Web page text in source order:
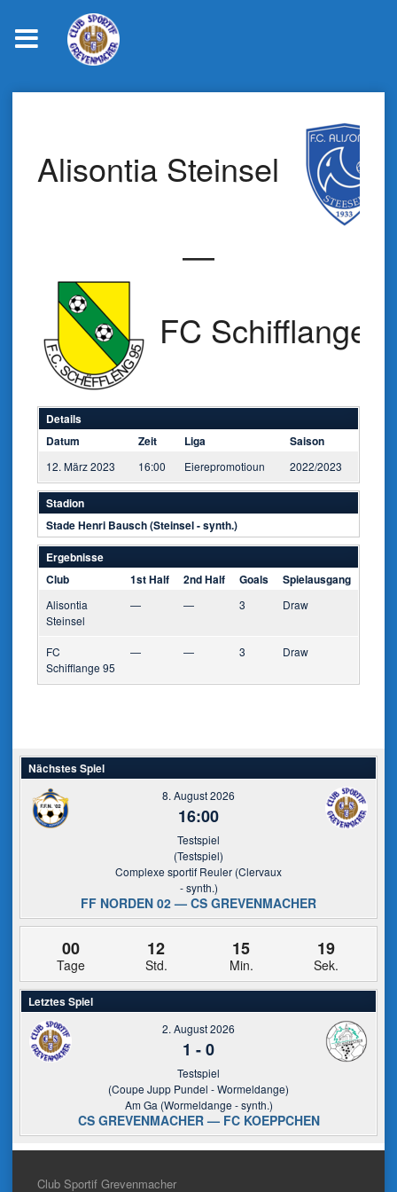
Alisontia Steinsel
—
FC Schifflange
Details
Datum
Zeit Liga Saison
12. März 2023 16:00 Eierepromotioun 2022/2023
Stadion
Stade Henri Bausch (Steinsel - synth.)
Ergebnisse
Club
1st Half 2nd Half Goals Spielausgang
Alisontia
Steinsel
— — 3 Draw
FC
Schifflange 95
— — 3 Draw
Nächstes Spiel
8. August 2026
16:00
Testspiel
(Testspiel)
Complexe sportif Reuler (Clervaux
- synth.)
FF NORDEN 02 — CS GREVENMACHER
00
Tage
12
Std.
15
Min.
19
Sek.
Letztes Spiel
2. August 2026
1 -0
Testspiel
(Coupe Jupp Pundel - Wormeldange)
Am Ga (Wormeldange - synth.)
CS GREVENMACHER — FC KOEPPCHEN
Club Sportif Grevenmacher